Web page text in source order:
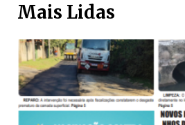
Mais Lidas